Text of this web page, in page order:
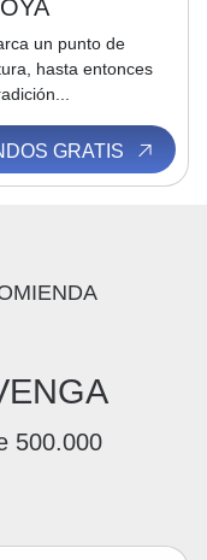
un punto de
hasta entonces
GRATIS
500.000